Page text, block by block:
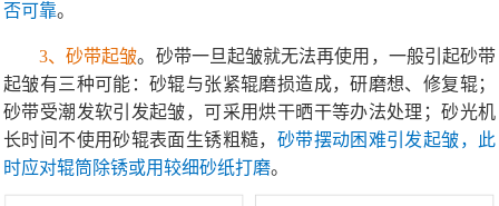
否可靠。
3、砂带起皱。砂带一旦起皱就无法再使用，一般引起砂带
起皱有三种可能：砂辊与张紧辊磨损造成，研磨想、修复辊；
砂带受潮发软引发起皱，可采用烘干晒干等办法处理；砂光机
长时间不使用砂辊表面生锈粗糙， 砂带摆动困难引发起皱，此
时应对辊筒除锈或用较细砂纸打磨。